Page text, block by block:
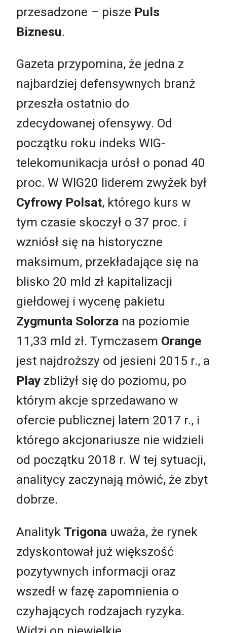
przesadzone – pisze Puls
Biznesu.
Gazeta przypomina, że jedna z
najbardziej defensywnych branż
przeszła ostatnio do
zdecydowanej ofensywy. Od
początku roku indeks WIG-
telekomunikacja urósł o ponad 40
proc. W WIG20 liderem zwyżek był
Cyfrowy Polsat, którego kurs w
tym czasie skoczył o 37 proc. i
wzniósł się na historyczne
maksimum, przekładające się na
blisko 20 mld zł kapitalizacji
giełdowej i wycenę pakietu
Zygmunta Solorza na poziomie
11,33 mld zł. Tymczasem Orange
jest najdroższy od jesieni 2015 r., a
Play zbliżył się do poziomu, po
którym akcje sprzedawano w
ofercie publicznej latem 2017 r., i
którego akcjonariusze nie widzieli
od początku 2018 r. W tej sytuacji,
analitycy zaczynają mówić, że zbyt
dobrze.
Analityk Trigona uważa, że rynek
zdyskontował już większość
pozytywnych informacji oraz
wszedł w fazę zapomnienia o
czyhających rodzajach ryzyka.